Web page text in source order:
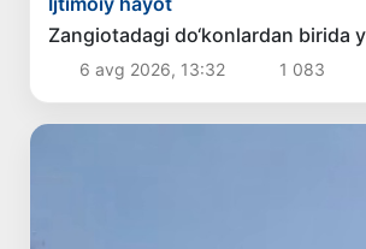
Zangiotadagi do‘konlardan birida
6 avg 2026, 13:32 1 083